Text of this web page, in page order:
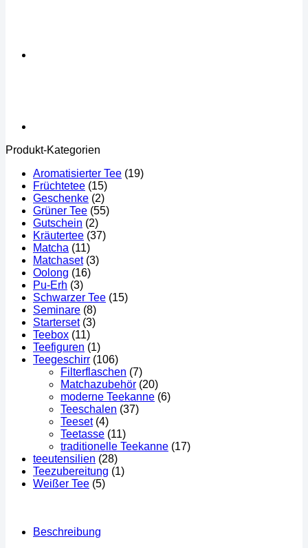
Produkt-Kategorien
Aromatisierter Tee (19)
Früchtetee (15)
Geschenke (2)
Grüner Tee (55)
Gutschein (2)
Kräutertee (37)
Matcha (11)
Matchaset (3)
Oolong (16)
Pu-Erh (3)
Schwarzer Tee (15)
Seminare (8)
Starterset (3)
Teebox (11)
Teefiguren (1)
Teegeschirr (106)
Filterflaschen (7)
Matchazubehör (20)
moderne Teekanne (6)
Teeschalen (37)
Teeset (4)
Teetasse (11)
traditionelle Teekanne (17)
teeutensilien (28)
Teezubereitung (1)
Weißer Tee (5)
Beschreibung